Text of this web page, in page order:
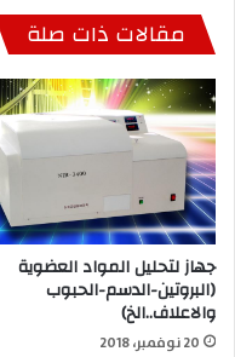
مقالات ذات صلة
جهاز لتحليل المواد العضوية
(البروتين-الدسم-الحبوب
والاعلاف..الخ)
20 نوفمبر، 2018